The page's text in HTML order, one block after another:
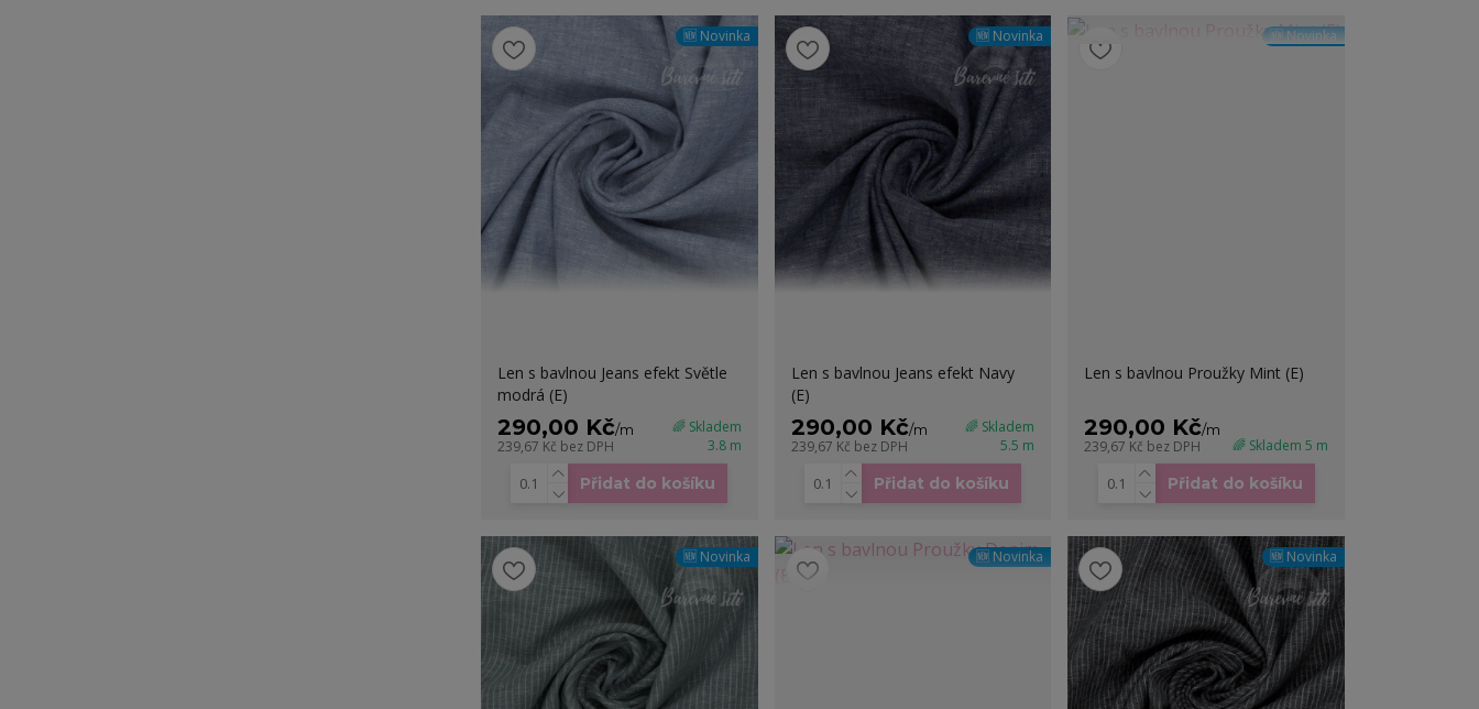
🆕 Novinka
Len s bavlnou Jeans efekt Světle
modrá (E)
290,00 Kč/m
239,67 Kč bez DPH
🌈 Skladem
3.8 m
Přidat do košíku
🆕 Novinka
Len s bavlnou Jeans efekt Navy
(E)
290,00 Kč/m
239,67 Kč bez DPH
🌈 Skladem
5.5 m
Přidat do košíku
🆕 Novinka
Len s bavlnou Proužky Mint (E)
290,00 Kč/m
239,67 Kč bez DPH 🌈 Skladem 5 m
Přidat do košíku
🆕 Novinka 🆕 Novinka 🆕 Novinka